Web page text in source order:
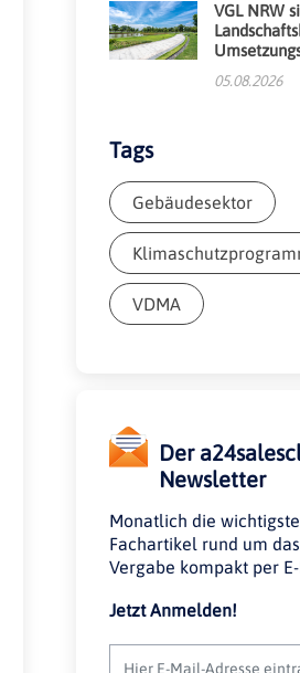
VGL NRW
05.08.2026
Tags
Gebäudesektor
VDMA
Der
Newsletter
Monatlich die
Fachartikel rund um
Vergabe kompakt per
Jetzt Anmelden!